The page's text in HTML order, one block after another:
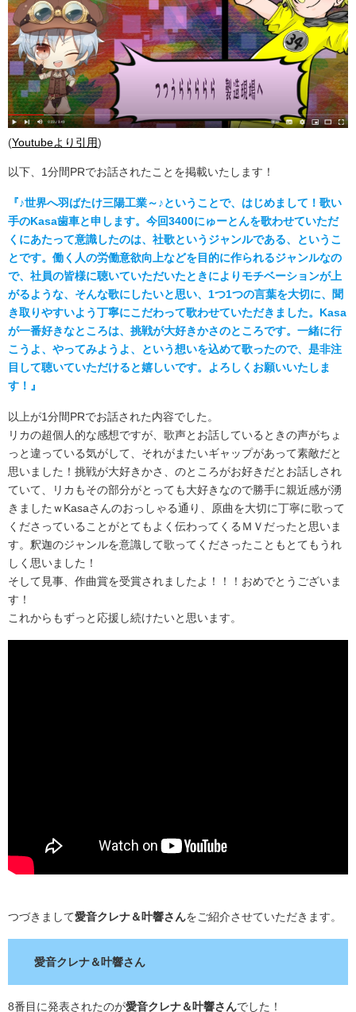
(Youtubeより引用)
以下、1分間PRでお話されたことを掲載いたします！
『♪世界へ羽ばたけ三陽工業～♪ということで、はじめまして！歌い
手のKasa歯車と申します。今回3400にゅーとんを歌わせていただ
くにあたって意識したのは、社歌というジャンルである、というこ
とです。働く人の労働意欲向上などを目的に作られるジャンルなの
で、社員の皆様に聴いていただいたときによりモチベーションが上
がるような、そんな歌にしたいと思い、1つ1つの言葉を大切に、聞
き取りやすいよう丁寧にこだわって歌わせていただきました。Kasa
が一番好きなところは、挑戦が大好きかさのところです。一緒に行
こうよ、やってみようよ、という想いを込めて歌ったので、是非注
目して聴いていただけると嬉しいです。よろしくお願いいたしま
す！』
以上が1分間PRでお話された内容でした。
リカの超個人的な感想ですが、歌声とお話しているときの声がちょ
っと違っている気がして、それがまたいギャップがあって素敵だと
思いました！挑戦が大好きかさ、のところがお好きだとお話しされ
ていて、リカもその部分がとっても大好きなので勝手に親近感が湧
きましたｗKasaさんのおっしゃる通り、原曲を大切に丁寧に歌って
くださっていることがとてもよく伝わってくるＭＶだったと思いま
す。釈迦のジャンルを意識して歌ってくださったこともとてもうれ
しく思いました！
そして見事、作曲賞を受賞されましたよ！！！おめでとうございま
す！
これからもずっと応援し続けたいと思います。
つづきまして愛音クレナ＆叶響さんをご紹介させていただきます。
愛音クレナ＆叶響さん
8番目に発表されたのが愛音クレナ＆叶響さんでした！